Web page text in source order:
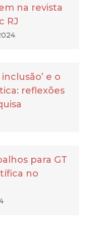
na revista
RJ
e o
reflexões
para GT
no